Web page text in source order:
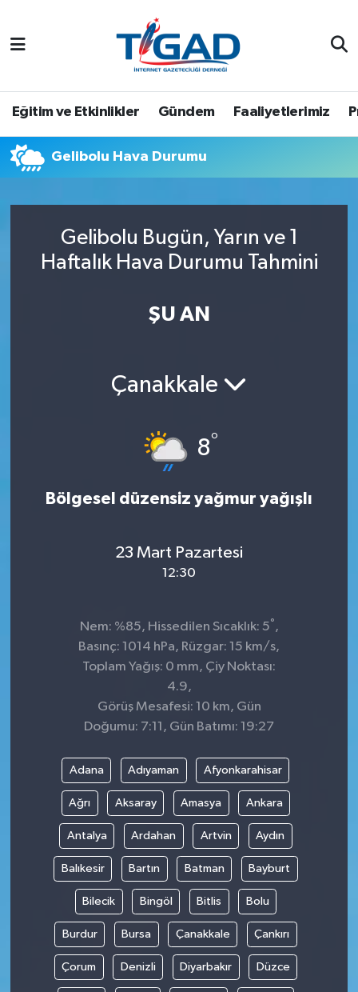
Eğitim ve Etkinlikler Gündem Faaliyetlerimiz
Gelibolu Hava Durumu
Gelibolu Bugün, Yarın ve 1
Haftalık Hava Durumu Tahmini
ŞU AN
Çanakkale
8°
Bölgesel düzensiz yağmur yağışlı
23 Mart Pazartesi
12:30
Nem: %85, Hissedilen Sıcaklık: 5° ,
Basınç: 1014 hPa, Rüzgar: 15 km/s,
Toplam Yağış: 0 mm, Çiy Noktası:
4.9,
Görüş Mesafesi: 10 km, Gün
Doğumu: 7:11, Gün Batımı: 19:27
Adana Adıyaman Afyonkarahisar
Ağrı Aksaray Amasya Ankara
Antalya Ardahan Artvin Aydın
Balıkesir Bartın Batman Bayburt
Bilecik Bingöl Bitlis Bolu
Burdur Bursa Çanakkale Çankırı
Çorum Denizli Diyarbakır Düzce
Nöbetçi Eczaneler
Tüm Manşetler
Son Dakika Haberleri